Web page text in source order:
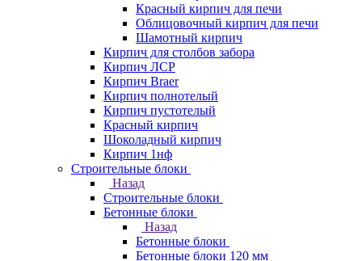
Красный кирпич для печи
Облицовочный кирпич для печи
Шамотный кирпич
Кирпич для столбов забора
Кирпич ЛСР
Кирпич Braer
Кирпич полнотелый
Кирпич пустотелый
Красный кирпич
Шоколадный кирпич
Кирпич 1нф
Строительные блоки
Назад
Строительные блоки
Бетонные блоки
Назад
Бетонные блоки
Бетонные блоки 120 мм